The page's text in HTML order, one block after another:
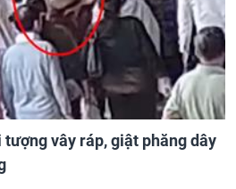
vây ráp, giật phăng dây